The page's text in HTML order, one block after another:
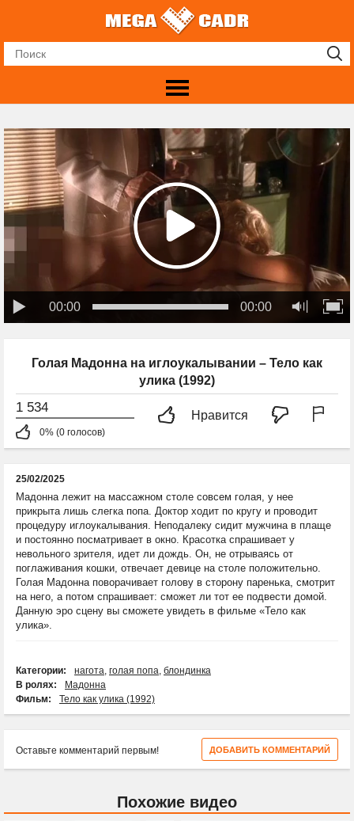
00:00 00:00
Голая Мадонна на иглоукалывании – Тело как
улика (1992)
1 534
0% (0 голосов)
Нравится
25/02/2025
Мадонна лежит на массажном столе совсем голая, у нее
прикрыта лишь слегка попа. Доктор ходит по кругу и проводит
процедуру иглоукалывания. Неподалеку сидит мужчина в плаще
и постоянно посматривает в окно. Красотка спрашивает у
невольного зрителя, идет ли дождь. Он, не отрываясь от
поглаживания кошки, отвечает девице на столе положительно.
Голая Мадонна поворачивает голову в сторону паренька, смотрит
на него, а потом спрашивает: сможет ли тот ее подвести домой.
Данную эро сцену вы сможете увидеть в фильме «Тело как
улика».
Категории: нагота, голая попа, блондинка
В ролях:
Мадонна
Фильм:
Тело как улика (1992)
ДОБАВИТЬ КОММЕНТАРИЙ
Оставьте комментарий первым!
Похожие видео